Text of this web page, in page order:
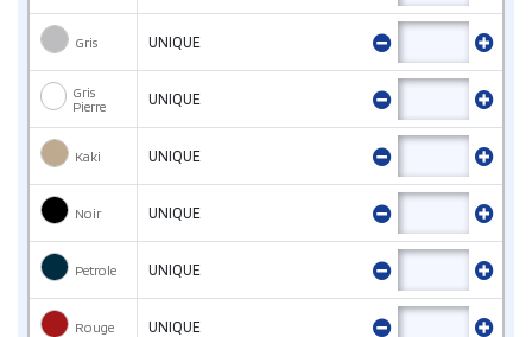
Gris UNIQUE
Gris
Pierre
UNIQUE
Kaki UNIQUE
Noir UNIQUE
Petrole UNIQUE
Rouge UNIQUE